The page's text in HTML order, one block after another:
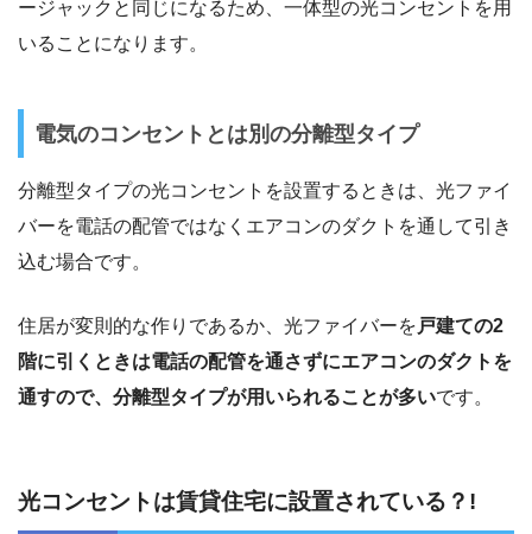
ージャックと同じになるため、一体型の光コンセントを用
いることになります。
電気のコンセントとは別の分離型タイプ
分離型タイプの光コンセントを設置するときは、光ファイ
バーを電話の配管ではなくエアコンのダクトを通して引き
込む場合です。
住居が変則的な作りであるか、光ファイバーを 戸建ての2
階に引くときは電話の配管を通さずにエアコンのダクトを
通すので、分離型タイプが用いられることが多いです。
光コンセントは賃貸住宅に設置されている？!